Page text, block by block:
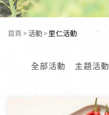
首頁 活動 目前頁面：
里仁活動
全部活動 主題活動